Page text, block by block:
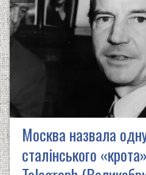
Москва назвала
сталінського